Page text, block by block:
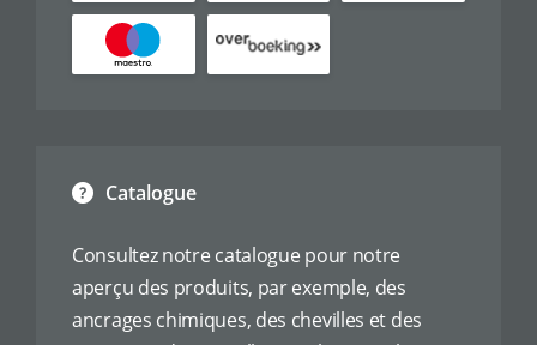
Catalogue
Consultez notre catalogue pour notre
aperçu des produits, par exemple, des
ancrages chimiques, des chevilles et des